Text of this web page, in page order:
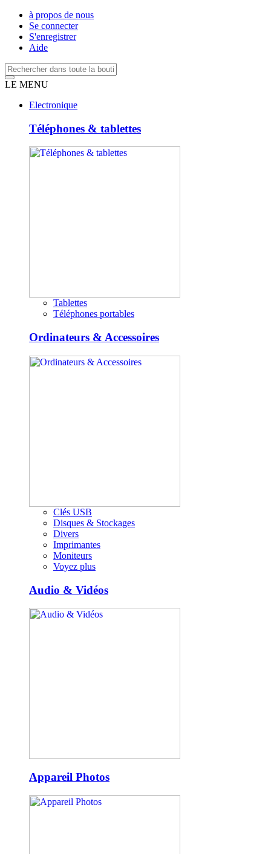
à propos de nous
Se connecter
S'enregistrer
Aide
LE MENU
Electronique
Téléphones & tablettes
Tablettes
Téléphones portables
Ordinateurs & Accessoires
Clés USB
Disques & Stockages
Divers
Imprimantes
Moniteurs
Voyez plus
Audio & Vidéos
Appareil Photos